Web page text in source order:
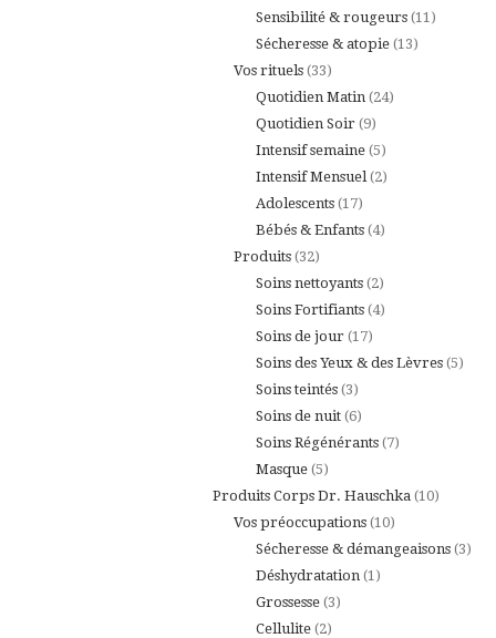
produits
Sensibilité & rougeurs 11 11
Sécheresse & atopie 1313
Vos rituels 3333
produits
Quotidien Matin 2424
Quotidien Soir 99
produits
Intensif semaine 55
produits
Intensif Mensuel 22
Adolescents 1717
produits
Bébés & Enfants 44
Produits 3232
produits
Soins nettoyants 22
produits
Soins Fortifiants 44
Soins de jour 1717
produits
Soins des Yeux & des Lèvres 55
Soins teintés 33
produits
Soins de nuit 66
produits
Soins Régénérants 77
Masque 55
produits
Produits Corps Dr. Hauschka 1010
Vos préoccupations 1010
produits
Sécheresse & démangeaisons 33
Déshydratation 1 1
Grossesse 33
Cellulite 22